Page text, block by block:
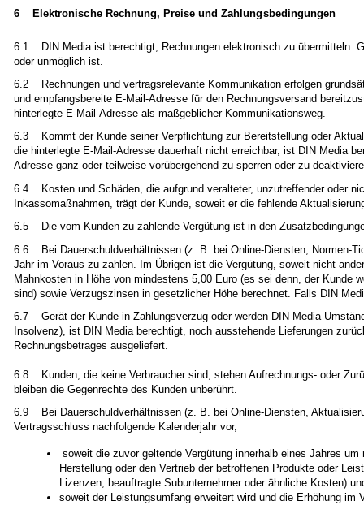
6 Elektronische Rechnung, Preise und Zahlungsbedingungen
6.1 DIN Media ist berechtigt, Rechnungen elektronisch zu übermitteln.
oder unmöglich ist.
6.2 Rechnungen und vertragsrelevante Kommunikation erfolgen
und empfangsbereite E-Mail-Adresse für den Rechnungsversand
hinterlegte E-Mail-Adresse als maßgeblicher Kommunikationsweg.
6.3 Kommt der Kunde seiner Verpflichtung zur Bereitstellung oder
die hinterlegte E-Mail-Adresse dauerhaft nicht erreichbar, ist DIN Media
Adresse ganz oder teilweise vorübergehend zu sperren oder zu
6.4 Kosten und Schäden, die aufgrund veralteter, unzutreffender oder
Inkassomaßnahmen, trägt der Kunde, soweit er die fehlende
6.5 Die vom Kunden zu zahlende Vergütung ist in den
6.6 Bei Dauerschuldverhältnissen (z. B. bei Online-Diensten, Normen-
Jahr im Voraus zu zahlen. Im Übrigen ist die Vergütung, soweit nicht
Mahnkosten in Höhe von mindestens 5,00 Euro (es sei denn, der Kunde
sind) sowie Verzugszinsen in gesetzlicher Höhe berechnet. Falls DIN
6.7 Gerät der Kunde in Zahlungsverzug oder werden DIN Media
Insolvenz), ist DIN Media berechtigt, noch ausstehende Lieferungen
Rechnungsbetrages ausgeliefert.
6.8 Kunden, die keine Verbraucher sind, stehen Aufrechnungs- oder
bleiben die Gegenrechte des Kunden unberührt.
6.9 Bei Dauerschuldverhältnissen (z. B. bei Online-Diensten,
Vertragsschluss nachfolgende Kalenderjahr vor,
soweit die zuvor geltende Vergütung innerhalb eines Jahres
Herstellung oder den Vertrieb der betroffenen Produkte oder
Lizenzen, beauftragte Subunternehmer oder ähnliche Kosten)
soweit der Leistungsumfang erweitert wird und die Erhöhung